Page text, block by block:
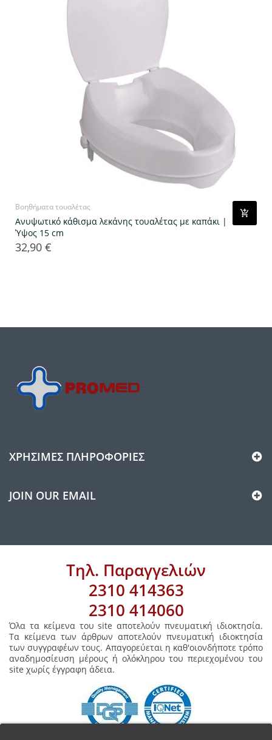
Βοηθήματα τουαλέτας
Ανυψωτικό κάθισμα λεκάνης τουαλέτας με καπάκι |
Ύψος 15 cm
Τιμή
32,90 €
ΧΡΉΣΙΜΕΣ ΠΛΗΡΟΦΟΡΊΕΣ
JOIN OUR EMAIL
Τηλ. Παραγγελιών
2310 414363
2310 414060
Όλα τα κείμενα του site αποτελούν πνευματική ιδιοκτησία.
Τα κείμενα των άρθρων αποτελούν πνευματική ιδιοκτησία
των συγγραφέων τους. Απαγορεύεται η καθ'οιονδήποτε τρόπο
αναδημοσίευση μέρους ή ολόκληρου του περιεχομένου του
site χωρίς έγγραφη άδεια.